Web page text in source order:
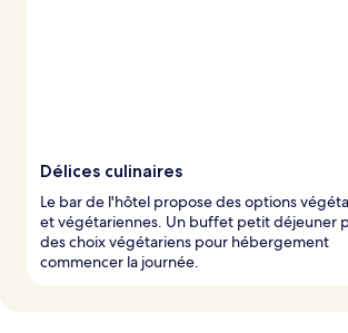
Délices culinaires
Le bar de l'hôtel propose des options
et végétariennes. Un buffet petit déjeuner
des choix végétariens pour hébergement
commencer la journée.